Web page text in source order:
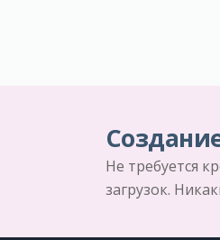
Не требуется
загрузок.